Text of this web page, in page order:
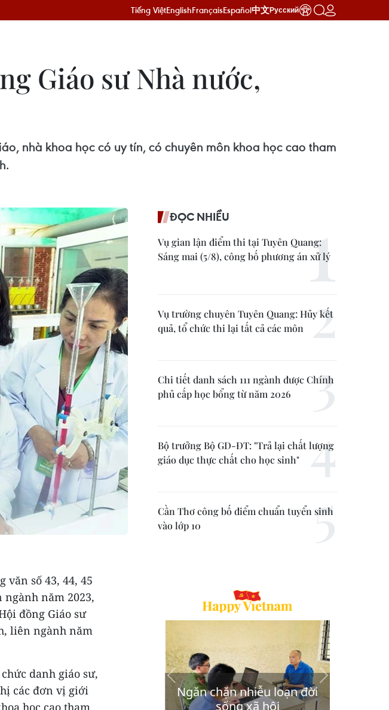
Tiếng ViệtEnglishFrançaisEspañol中文Русский
Giáo sư Nhà nước,
nhà khoa học có uy tín, có chuyên môn khoa học cao tham
văn số 43, 44, 45
ngành năm 2023,
đồng Giáo sư
liên ngành năm
danh giáo sư,
các đơn vị giới
học cao tham
ĐỌC NHIỀU
Vụ gian lận điểm thi tại Tuyên Quang:
Sáng mai (5/8), công bố phương án xử lý
Vụ trường chuyên Tuyên Quang: Hủy kết
quả, tổ chức thi lại tất cả các môn
Chi tiết danh sách 111 ngành được Chính
phủ cấp học bổng từ năm 2026
Bộ trưởng Bộ GD-ĐT: "Trả lại chất lượng
giáo dục thực chất cho học sinh"
Cần Thơ công bố điểm chuẩn tuyển sinh
vào lớp 10